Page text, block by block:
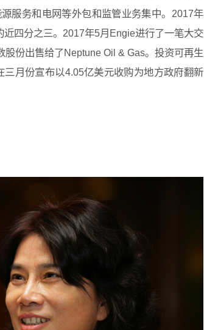
服务和电网等外包和监管业务集中。2017年
四分之三。2017年5月Engie进行了一笔大交
份出售给了Neptune Oil & Gas。投资可再生
月份宣布以4.05亿美元收购为地方政府翻新